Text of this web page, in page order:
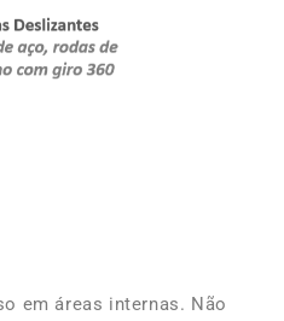
em áreas internas. Não